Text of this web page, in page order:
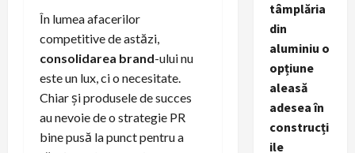
În lumea afacerilor
competitive de astăzi,
consolidarea brand-ului nu
este un lux, ci o necesitate.
Chiar și produsele de succes
au nevoie de o strategie PR
bine pusă la punct pentru a
tâmplăria
din
aluminiu o
opțiune
aleasă
adesea în
construcți
ile